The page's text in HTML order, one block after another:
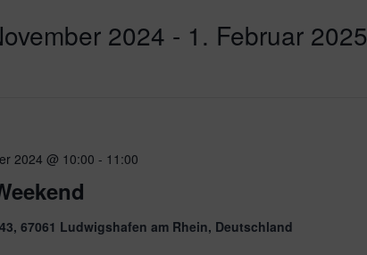
2024 - 1. Februar 2025
2024 @ 10:00 - 11:00
67061 Ludwigshafen am Rhein, Deutschland